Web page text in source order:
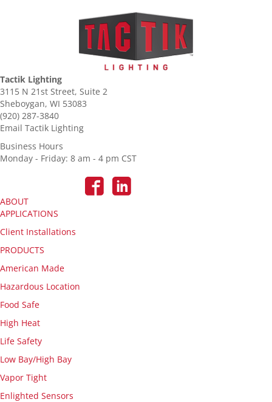
Tactik Lighting
3115 N 21st Street, Suite 2
Sheboygan, WI 53083
(920) 287-3840
Email Tactik Lighting
Business Hours
Monday - Friday: 8 am - 4 pm CST
ABOUT
APPLICATIONS
Client Installations
PRODUCTS
American Made
Hazardous Location
Food Safe
High Heat
Life Safety
Low Bay/High Bay
Vapor Tight
Enlighted Sensors